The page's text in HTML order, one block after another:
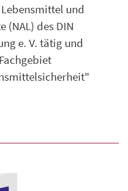
und
des DIN
e. V. tätig und